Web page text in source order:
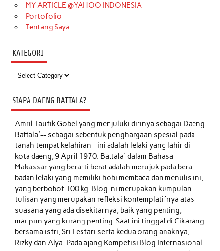
MY ARTICLE @YAHOO INDONESIA
Portofolio
Tentang Saya
KATEGORI
Kategori
SIAPA DAENG BATTALA?
Amril Taufik Gobelyang menjuluki dirinya sebagai Daeng
Battala'-- sebagai sebentuk penghargaan spesial pada
tanah tempat kelahiran--ini adalah lelaki yang lahir di
kota daeng, 9 April 1970. Battala' dalam Bahasa
Makassar yang berarti berat adalah merujuk pada berat
badan lelaki yang memiliki hobi membaca dan menulis ini,
yang berbobot 100 kg. Blog ini merupakan kumpulan
tulisan yang merupakan refleksi kontemplatifnya atas
suasana yang ada disekitarnya, baik yang penting,
maupun yang kurang penting. Saat ini tinggal di Cikarang
bersama istri, Sri Lestari serta kedua orang anaknya,
Rizky dan Alya. Pada ajang Kompetisi Blog Internasional